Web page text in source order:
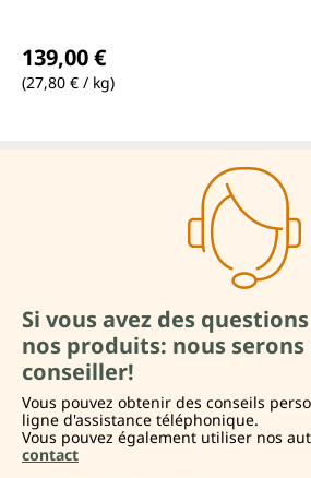
139,00 €
(27,80 € / kg)
Si vous avez des
nos produits: nous serons
conseiller!
Vous pouvez obtenir des conseils
ligne d'assistance téléphonique.
Vous pouvez également utiliser nos
contact